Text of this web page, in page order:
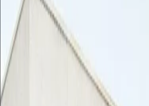
COMIDA
DE JUNIO
Dissabte, 27 de juny del 2026 · 13:00 h